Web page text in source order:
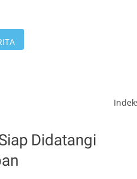
Didatangi